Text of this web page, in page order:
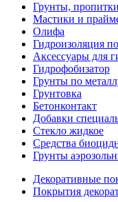
Грунты,
Мастики и
Олифа
Гидроизоляция
Аксессуары для
Гидрофобизатор
Грунты по
Грунтовка
Бетонконтакт
Добавки
Стекло жидкое
Средства
Грунты
Декоративные
Покрытия